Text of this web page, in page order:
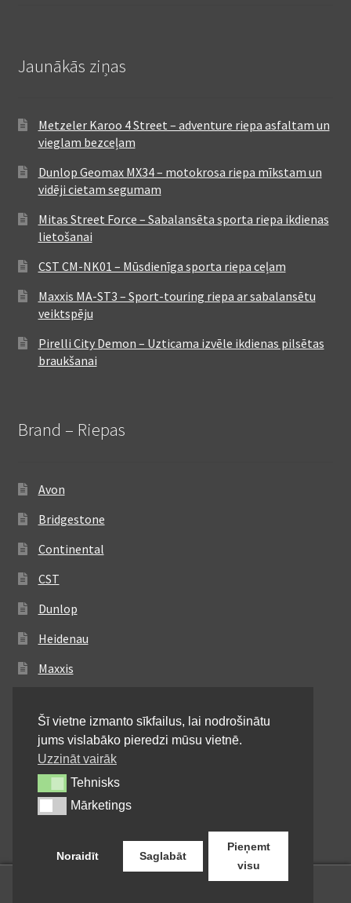
Jaunākās ziņas
Metzeler Karoo 4 Street – adventure riepa asfaltam un
vieglam bezceļam
Dunlop Geomax MX34 – motokrosa riepa mīkstam un
vidēji cietam segumam
Mitas Street Force – Sabalansēta sporta riepa ikdienas
lietošanai
CST CM-NK01 – Mūsdienīga sporta riepa ceļam
Maxxis MA-ST3 – Sport-touring riepa ar sabalansētu
veiktspēju
Pirelli City Demon – Uzticama izvēle ikdienas pilsētas
braukšanai
Brand – Riepas
Avon
Bridgestone
Continental
CST
Dunlop
Heidenau
Maxxis
Michelin
Mitas
Pirelli
Shinko
Šī vietne izmanto sīkfailus, lai nodrošinātu
jums vislabāko pieredzi mūsu vietnē.
Uzzināt vairāk
TehnisksTehnisks
MārketingsMārketings
Noraidīt Saglabāt
Pieņemt
visu